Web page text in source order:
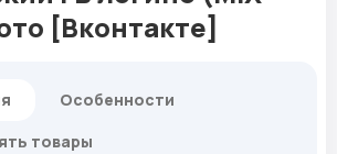
[Вконтакте]
Особенности
товары